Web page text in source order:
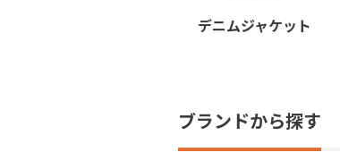
デニムジャケット
ブランドから探す